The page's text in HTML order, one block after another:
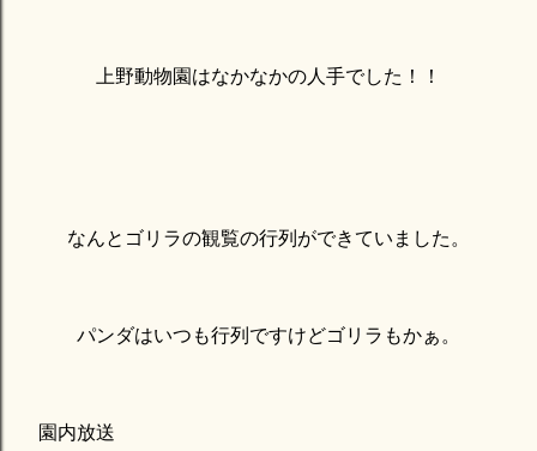
上野動物園はなかなかの人手でした！！
なんとゴリラの観覧の行列ができていました。
パンダはいつも行列ですけどゴリラもかぁ。
園内放送